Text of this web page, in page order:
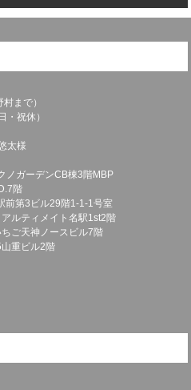
まで）
・祝休）
太様
ノガーデンCB棟3階MBP
階
前第3ビル29階1-1-1号室
ルティメイト名駅1st2階
ご天神ノースビル7階
重ビル2階